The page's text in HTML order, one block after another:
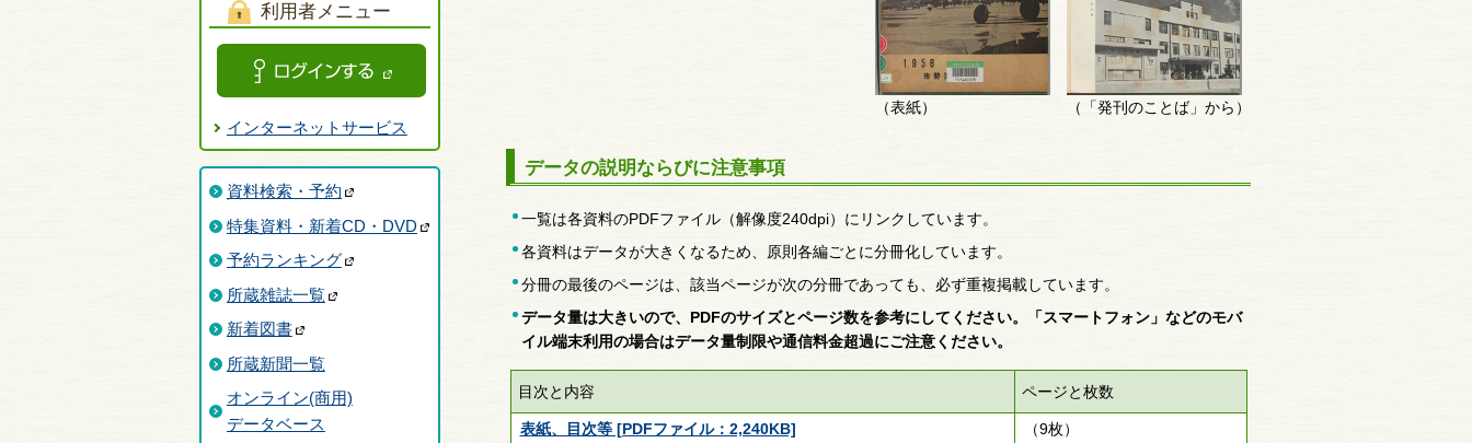
利用者メニュー
インターネットサービス
資料検索・予約
特集資料・新着CD・DVD
予約ランキング
所蔵雑誌一覧
新着図書
所蔵新聞一覧
オンライン(商用)
データベース
（「発刊のことば」から）
（表紙）
データの説明ならびに注意事項
一覧は各資料のPDFファイル（解像度240dpi）にリンクしています。
各資料はデータが大きくなるため、原則各編ごとに分冊化しています。
分冊の最後のページは、該当ページが次の分冊であっても、必ず重複掲載しています。
データ量は大きいので、PDFのサイズとページ数を参考にしてください。「スマートフォン」などのモバ
イル端末利用の場合はデータ量制限や通信料金超過にご注意ください。
目次と内容 ページと枚数
表紙、目次等 [PDFファイル：2,240KB]
（9枚）